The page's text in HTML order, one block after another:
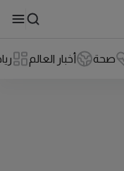
صحة أخبار العالم